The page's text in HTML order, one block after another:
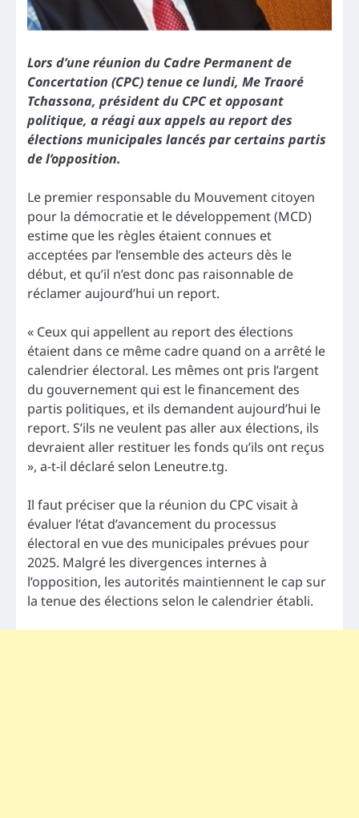
Lors d’une réunion du Cadre Permanent de
Concertation (CPC) tenue ce lundi, Me Traoré
Tchassona, président du CPC et opposant
politique, a réagi aux appels au report des
élections municipales lancés par certains partis
de l’opposition.
Le premier responsable du Mouvement citoyen
pour la démocratie et le développement (MCD)
estime que les règles étaient connues et
acceptées par l’ensemble des acteurs dès le
début, et qu’il n’est donc pas raisonnable de
réclamer aujourd’hui un report.
« Ceux qui appellent au report des élections
étaient dans ce même cadre quand on a arrêté le
calendrier électoral. Les mêmes ont pris l’argent
du gouvernement qui est le financement des
partis politiques, et ils demandent aujourd’hui le
report. S’ils ne veulent pas aller aux élections, ils
devraient aller restituer les fonds qu’ils ont reçus
», a-t-il déclaré selon Leneutre.tg.
Il faut préciser que la réunion du CPC visait à
évaluer l’état d’avancement du processus
électoral en vue des municipales prévues pour
2025. Malgré les divergences internes à
l’opposition, les autorités maintiennent le cap sur
la tenue des élections selon le calendrier établi.